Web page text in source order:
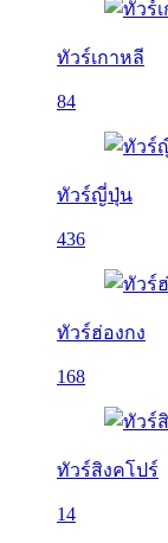
ทัวร์เกาหลี
84
ทัวร์ญี่ปุ่น
436
ทัวร์ฮ่องกง
168
ทัวร์สิงคโปร์
14